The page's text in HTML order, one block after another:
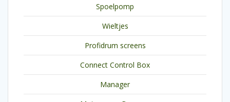
Spoelpomp
Wieltjes
Profidrum screens
Connect Control Box
Manager